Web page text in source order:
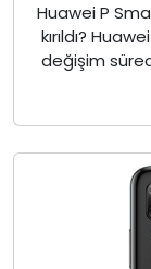
Huawei P
kırıldı?
değişim